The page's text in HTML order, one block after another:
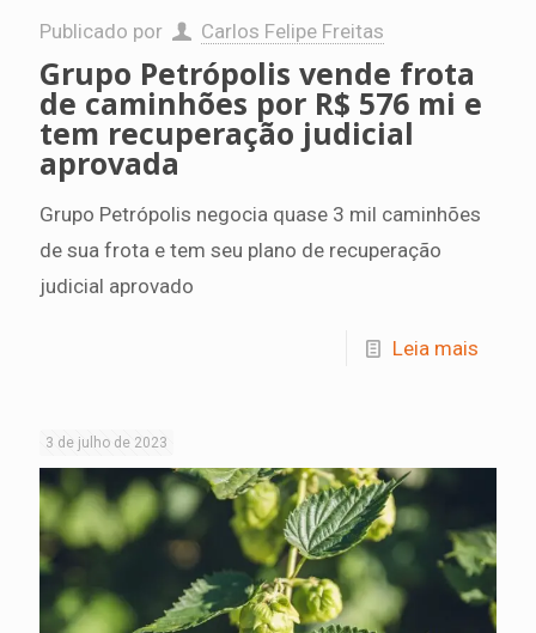
Publicado por Carlos Felipe Freitas
Grupo Petrópolis vende frota
de caminhões por R$ 576 mi e
tem recuperação judicial
aprovada
Grupo Petrópolis negocia quase 3 mil caminhões
de sua frota e tem seu plano de recuperação
judicial aprovado
Leia mais
3 de julho de 2023